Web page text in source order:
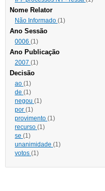
Nome Relator
Não Informado (1)
Ano Sessão
0006 (1)
Ano Publicação
2007 (1)
Decisão
ao (1)
de (1)
negou (1)
por (1)
provimento (1)
recurso (1)
se (1)
unanimidade (1)
votos (1)